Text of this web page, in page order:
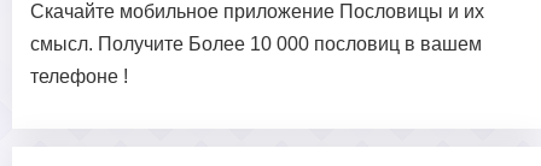
Скачайте мобильное приложение Пословицы и их
смысл. Получите Более 10 000 пословиц в вашем
телефоне !